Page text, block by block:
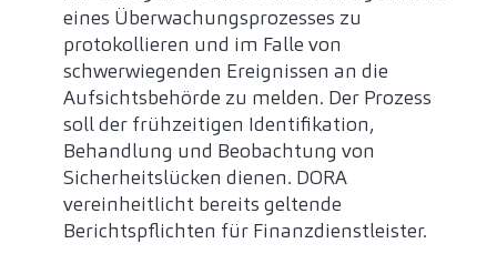
eines Überwachungsprozesses zu
protokollieren und im Falle von
schwerwiegenden Ereignissen an die
Aufsichtsbehörde zu melden. Der Prozess
soll der frühzeitigen Identifikation,
Behandlung und Beobachtung von
Sicherheitslücken dienen. DORA
vereinheitlicht bereits geltende
Berichtspflichten für Finanzdienstleister.